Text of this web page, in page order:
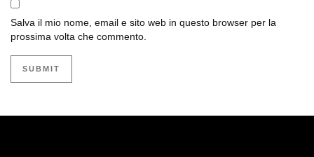
Salva il mio nome, email e sito web in questo browser per la
prossima volta che commento.